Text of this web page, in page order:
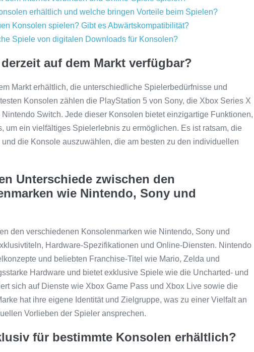
erhältlich und welche bringen Vorteile beim Spielen?
Konsolen spielen? Gibt es Abwärtskompatibilität?
Spiele von digitalen Downloads für Konsolen?
auf dem Markt verfügbar?
Markt erhältlich, die unterschiedliche Spielerbedürfnisse und
Konsolen zählen die PlayStation 5 von Sony, die Xbox Series X
Switch. Jede dieser Konsolen bietet einzigartige Funktionen,
um ein vielfältiges Spielerlebnis zu ermöglichen. Es ist ratsam, die
die Konsole auszuwählen, die am besten zu den individuellen
Unterschiede zwischen den
wie Nintendo, Sony und
den verschiedenen Konsolenmarken wie Nintendo, Sony und
Hardware-Spezifikationen und Online-Diensten. Nintendo
und beliebten Franchise-Titel wie Mario, Zelda und
Hardware und bietet exklusive Spiele wie die Uncharted- und
sich auf Dienste wie Xbox Game Pass und Xbox Live sowie die
hat ihre eigene Identität und Zielgruppe, was zu einer Vielfalt an
Vorlieben der Spieler ansprechen.
für bestimmte Konsolen erhältlich?